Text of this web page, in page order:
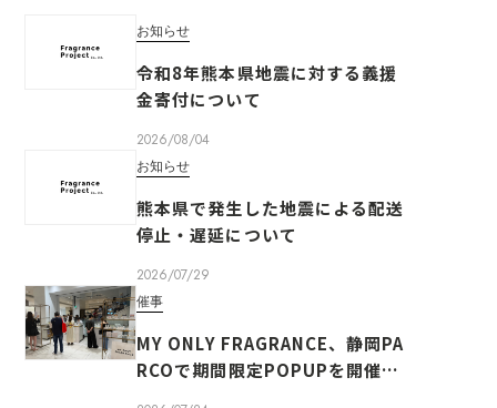
お知らせ
令和8年熊本県地震に対する義援
金寄付について
2026/08/04
お知らせ
熊本県で発生した地震による配送
停止・遅延について
2026/07/29
催事
MY ONLY FRAGRANCE、静岡PA
RCOで期間限定POPUPを開催い